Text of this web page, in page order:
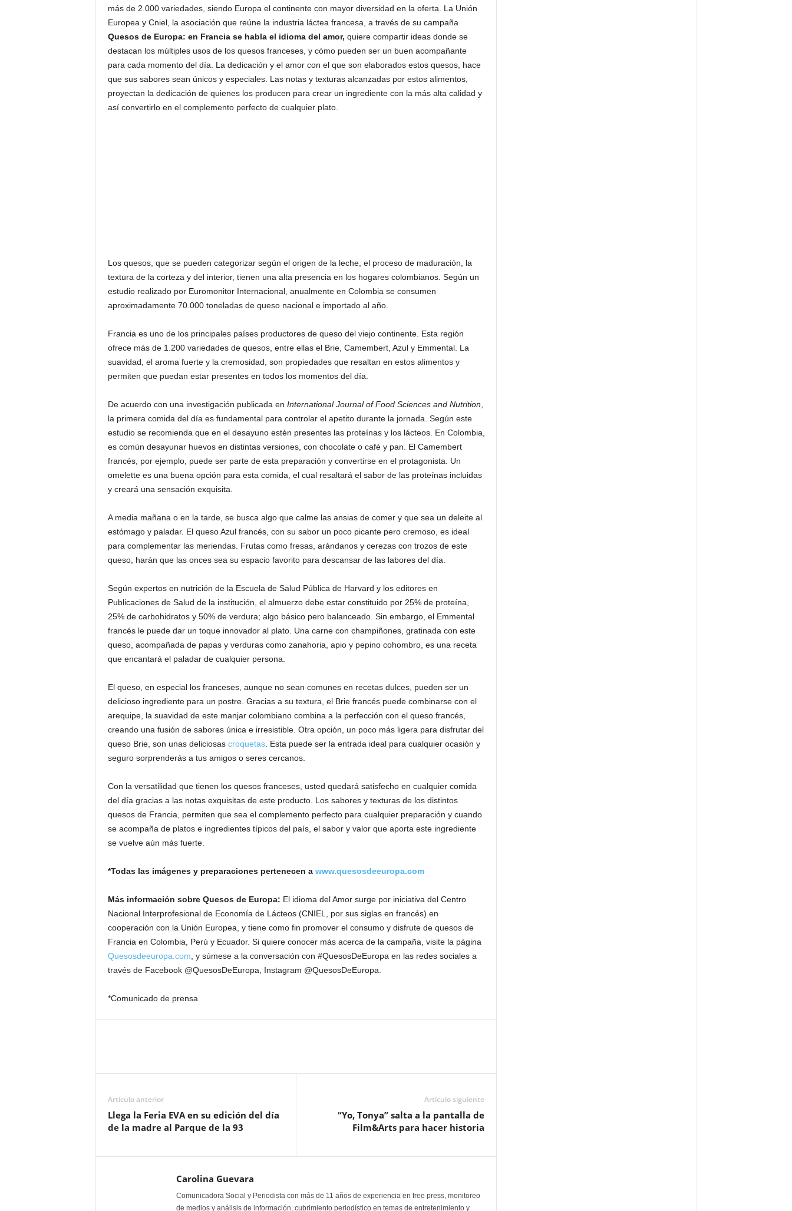
más de 2.000 variedades, siendo Europa el continente con mayor diversidad en la oferta. La Unión
Europea y Cniel, la asociación que reúne la industria láctea francesa, a través de su campaña
Quesos de Europa: en Francia se habla el idioma del amor, quiere compartir ideas donde se
destacan los múltiples usos de los quesos franceses, y cómo pueden ser un buen acompañante
para cada momento del día. La dedicación y el amor con el que son elaborados estos quesos, hace
que sus sabores sean únicos y especiales. Las notas y texturas alcanzadas por estos alimentos,
proyectan la dedicación de quienes los producen para crear un ingrediente con la más alta calidad y
así convertirlo en el complemento perfecto de cualquier plato.
Los quesos, que se pueden categorizar según el origen de la leche, el proceso de maduración, la
textura de la corteza y del interior, tienen una alta presencia en los hogares colombianos. Según un
estudio realizado por Euromonitor Internacional, anualmente en Colombia se consumen
aproximadamente 70.000 toneladas de queso nacional e importado al año.
Francia es uno de los principales países productores de queso del viejo continente. Esta región
ofrece más de 1.200 variedades de quesos, entre ellas el Brie, Camembert, Azul y Emmental. La
suavidad, el aroma fuerte y la cremosidad, son propiedades que resaltan en estos alimentos y
permiten que puedan estar presentes en todos los momentos del día.
De acuerdo con una investigación publicada en International Journal of Food Sciences and Nutrition
la primera comida del día es fundamental para controlar el apetito durante la jornada. Según este
estudio se recomienda que en el desayuno estén presentes las proteínas y los lácteos. En Colombia,
es común desayunar huevos en distintas versiones, con chocolate o café y pan. El Camembert
francés, por ejemplo, puede ser parte de esta preparación y convertirse en el protagonista. Un
omelette es una buena opción para esta comida, el cual resaltará el sabor de las proteínas incluidas
y creará una sensación exquisita.
A media mañana o en la tarde, se busca algo que calme las ansias de comer y que sea un deleite al
estómago y paladar. El queso Azul francés, con su sabor un poco picante pero cremoso, es ideal
para complementar las meriendas. Frutas como fresas, arándanos y cerezas con trozos de este
queso, harán que las onces sea su espacio favorito para descansar de las labores del día.
Según expertos en nutrición de la Escuela de Salud Pública de Harvard y los editores en
Publicaciones de Salud de la institución, el almuerzo debe estar constituido por 25% de proteína,
25% de carbohidratos y 50% de verdura; algo básico pero balanceado. Sin embargo, el Emmental
francés le puede dar un toque innovador al plato. Una carne con champiñones, gratinada con este
queso, acompañada de papas y verduras como zanahoria, apio y pepino cohombro, es una receta
que encantará el paladar de cualquier persona.
El queso, en especial los franceses, aunque no sean comunes en recetas dulces, pueden ser un
delicioso ingrediente para un postre. Gracias a su textura, el Brie francés puede combinarse con el
arequipe, la suavidad de este manjar colombiano combina a la perfección con el queso francés,
creando una fusión de sabores única e irresistible. Otra opción, un poco más ligera para disfrutar del
queso Brie, son unas deliciosas croquetas. Esta puede ser la entrada ideal para cualquier ocasión y
seguro sorprenderás a tus amigos o seres cercanos.
Con la versatilidad que tienen los quesos franceses, usted quedará satisfecho en cualquier comida
del día gracias a las notas exquisitas de este producto. Los sabores y texturas de los distintos
quesos de Francia, permiten que sea el complemento perfecto para cualquier preparación y cuando
se acompaña de platos e ingredientes típicos del país, el sabor y valor que aporta este ingrediente
se vuelve aún más fuerte.
*Todas las imágenes y preparaciones pertenecen a www.quesosdeeuropa.com
Más información sobre Quesos de Europa: El idioma del Amor surge por iniciativa del Centro
Nacional Interprofesional de Economía de Lácteos (CNIEL, por sus siglas en francés) en
cooperación con la Unión Europea, y tiene como fin promover el consumo y disfrute de quesos de
Francia en Colombia, Perú y Ecuador. Si quiere conocer más acerca de la campaña, visite la página
Quesosdeeuropa.com , y súmese a la conversación con #QuesosDeEuropa en las redes sociales a
través de Facebook @QuesosDeEuropa, Instagram @QuesosDeEuropa.
*Comunicado de prensa
Artículo anterior
Llega la Feria EVA en su edición del día
de la madre al Parque de la 93
Artículo siguiente
“Yo, Tonya” salta a la pantalla de
Film&Arts para hacer historia
Carolina Guevara
Comunicadora Social y Periodista con más de 11 años de experiencia en free press, monitoreo
de medios y análisis de información, cubrimiento periodístico en temas de entretenimiento y